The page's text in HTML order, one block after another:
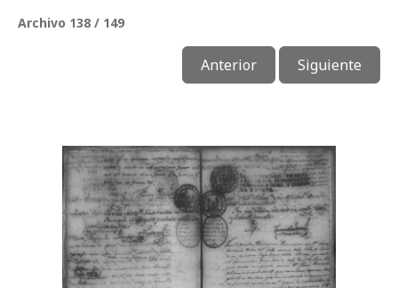
Archivo 138 / 149
Anterior Siguiente